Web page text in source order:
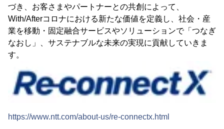
づき、お客さまやパートナーとの共創によって、
With/Afterコロナにおける新たな価値を定義し、社会・産
業を移動・固定融合サービスやソリューションで「つなぎ
なおし」、サステナブルな未来の実現に貢献していきま
す。
https://www.ntt.com/about-us/re-connectx.html